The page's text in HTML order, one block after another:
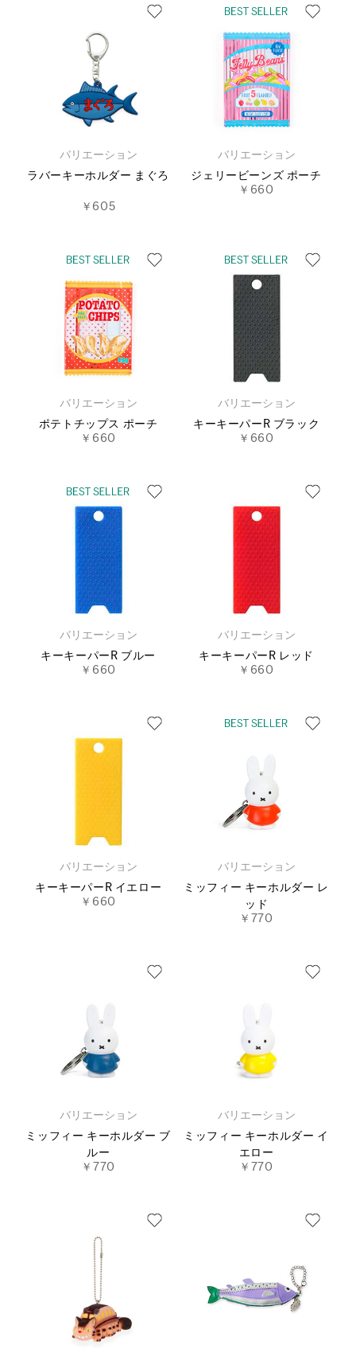
バリエーション
ラバーキーホルダー まぐろ
￥605
バリエーション
ジェリービーンズ ポーチ
￥660
バリエーション
ポテトチップス ポーチ
￥660
バリエーション
キーキーパーR ブラック
￥660
バリエーション
キーキーパーR ブルー
￥660
バリエーション
キーキーパーR レッド
￥660
バリエーション
キーキーパーR イエロー
￥660
バリエーション
ミッフィー キーホルダー レ
ッド
￥770
バリエーション
ミッフィー キーホルダー ブ
ルー
￥770
バリエーション
ミッフィー キーホルダー イ
エロー
￥770